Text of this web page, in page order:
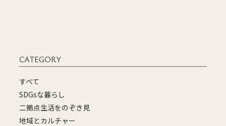
CATEGORY
すべて
SDGsな暮らし
二拠点生活をのぞき見
地域とカルチャー